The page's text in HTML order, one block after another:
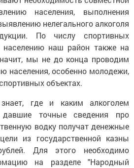
населения, выполнения
нелегального алкоголя
По числу спортивных
наш район также на
мы не до конца проводим
населения, особенно молодежи,
объектах.
где и каким алкоголем
давшие точные сведения про
водку получат денежные
из государственной казны
Для этого необходимо
на разделе "Народный